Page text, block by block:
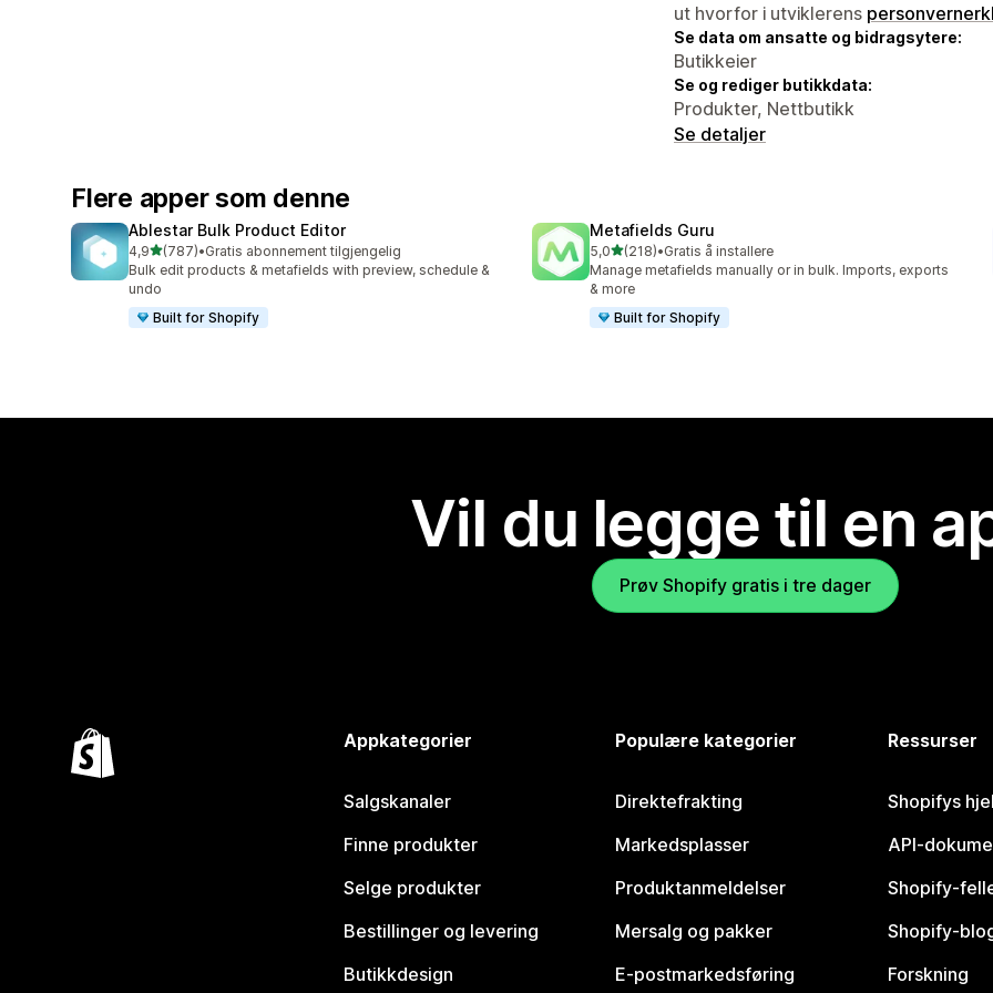
ut hvorfor i utviklerens
Se data om ansatte og bidragsytere:
Butikkeier
Se og rediger butikkdata:
Produkter, Nettbutikk
Se detaljer
Flere apper som denne
Ablestar Bulk Product Editor
4,9av 5 stjerner
(787)
Totalt 787 omtaler
•Gratis abonnement tilgjengelig
Bulk edit products & metafields with preview, schedule &
undo
Built for Shopify
Metafields Guru
5,0av 5 stjerner
(218)
Totalt 218 omtaler
•Gratis å installere
Manage metafields manually or in bulk. Imports, exports
& more
Built for Shopify
Vil du legge til en
Prøv Shopify gratis i tre dager
Appkategorier
Salgskanaler
Finne produkter
Selge produkter
Bestillinger og levering
Butikkdesign
Populære kategorier
Direktefrakting
Markedsplasser
Produktanmeldelser
Mersalg og pakker
E-postmarkedsføring
Ressurser
Shopifys
API-
Shopify-
Shopify-
Forskning